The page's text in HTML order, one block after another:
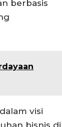
berbasis
visi